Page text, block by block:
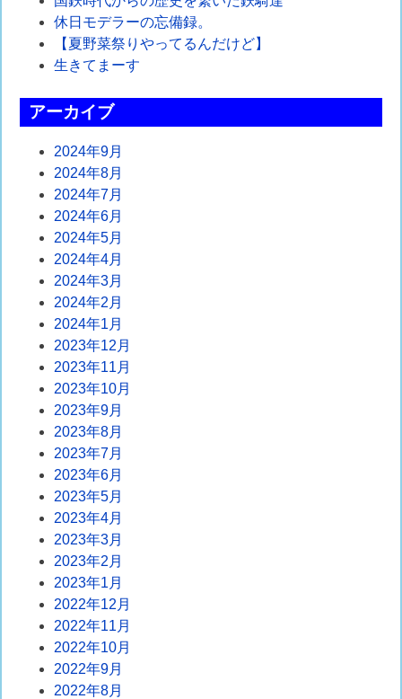
ー
シ
ョ
ン
休日モデラーの忘備録。
【夏野菜祭りやってるんだけど】
生きてまーす
アーカイブ
2024年9月
2024年8月
2024年7月
2024年6月
2024年5月
2024年4月
2024年3月
2024年2月
2024年1月
2023年12月
2023年11月
2023年10月
2023年9月
2023年8月
2023年7月
2023年6月
2023年5月
2023年4月
2023年3月
2023年2月
2023年1月
2022年12月
2022年11月
2022年10月
2022年9月
2022年8月